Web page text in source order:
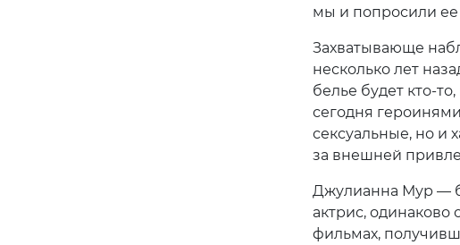
мы и попросили ее
Захватывающе
несколько лет
белье будет кто-
сегодня
сексуальные, но и
за внешней
Джулианна Мур —
актрис,
фильмах,